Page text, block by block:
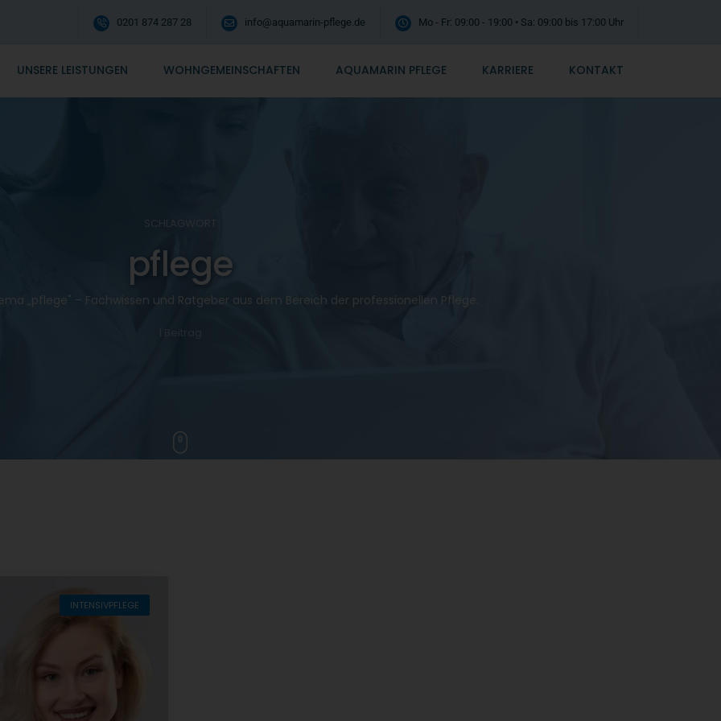
0201 874 287 28 info@aquamarin-pflege.de Mo - Fr: 09:00 - 19:00 • Sa: 09:00 bis 17:00 Uhr
UNSERE LEISTUNGEN WOHNGEMEINSCHAFTEN AQUAMARIN PFLEGE KARRIERE KONTAKT
SCHLAGWORT
pflege
„pflege" – Fachwissen und Ratgeber aus dem Bereich der professionellen Pflege.
1 Beitrag
INTENSIVPFLEGE